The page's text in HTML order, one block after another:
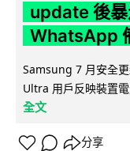
update 後
WhatsApp
Samsung 7 月安全
Ultra 用戶反映裝置
全文
分享